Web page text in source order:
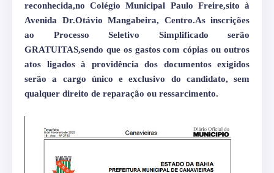
reconhecida,no Colégio Municipal Paulo Freire,sito à
Avenida Dr.Otávio Mangabeira, Centro.As inscrições
ao Processo Seletivo Simplificado serão
GRATUITAS,sendo que os gastos com cópias ou outros
atos ligados à providência dos documentos exigidos
serão a cargo único e exclusivo do candidato, sem
qualquer direito de reparação ou ressarcimento.